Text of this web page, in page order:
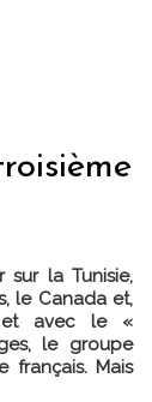
sur la Tunisie,
le Canada et,
et avec le «
le groupe
français. Mais